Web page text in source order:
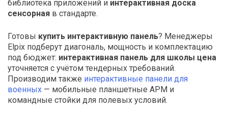
библиотека приложений и интерактивная доска
сенсорная в стандарте.
Готовы купить интерактивную панель? Менеджеры
Elpix подберут диагональ, мощность и комплектацию
под бюджет: интерактивная панель для школы цена
уточняется с учётом тендерных требований.
Производим также интерактивные панели для
военных — мобильные планшетные АРМ и
командные стойки для полевых условий.